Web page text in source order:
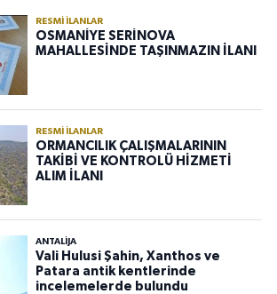
RESMI İLANLAR
OSMANİYE SERİNOVA
MAHALLESİNDE TAŞINMAZIN İLANI
RESMI İLANLAR
ORMANCILIK ÇALIŞMALARININ
TAKİBİ VE KONTROLÜ HİZMETİ
ALIM İLANI
ANTALIJA
Vali Hulusi Şahin, Xanthos ve
Patara antik kentlerinde
incelemelerde bulundu